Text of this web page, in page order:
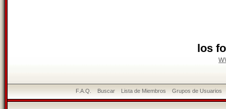
los
F.A.Q. Buscar Lista de Miembros Grupos de Usuarios